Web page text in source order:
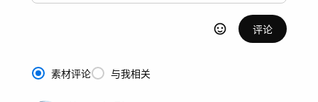
评论
素材评论 与我相关